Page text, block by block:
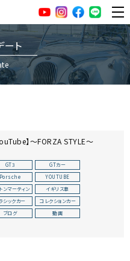
YouTubeInstagramfacebook
LINE
ート
】～FORZA STYLE～
GT3
GTカー
Porsche
YOUTUBE
ンマーティン
イギリス車
シックカー
コレクションカー
ブログ
動画